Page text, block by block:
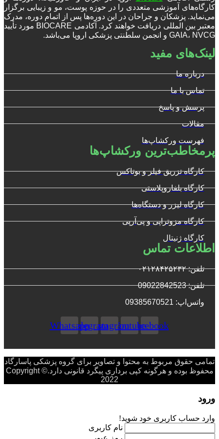
کارگاه‌های آموزشی متعددی را در حوزه پوست، مو و زیبایی برگزار
می‌نماید. پزشکان و جراحان در این دوره‌ها پس از اتمام دوره، مدرک
معتبر بین المللی دریافت خواهند کرد. آکادمی BIOCARE مورد تأیید
GAIA، NVCG و انجمن سلطنتی پزشکی اروپا می‌باشد.
لینک‌های مفید
درباره ما
تماس با ما
پرسش و پاسخ
مقالات
فهرست ورکشاپ‌ها
پرمخاطب‌ترین ورکشاپ‌ها
کارگاه تزریق فیلر و بوتاکس
کارگاه بلفاروپلاستی
کارگاه لیزر و دستگاه‌ها
کارگاه مزوتراپی و پی‌آرپی
کارگاه ژنیتال
اطلاعات تماس
تلفن: ۰۲۱۲۸۴۲۵۲۳۲
تلفن: 09022842523
واتس‌‌اپ: 09385670521
Facebook
Youtube
Instagram
Telegram
Whatsapp
تمامی حقوق مربوط به محتوا و تصاویر برای گروه پزشکی پاسارگاد
محفوظ بوده و هرگونه کپی برداری پیگرد قانونی دارد.Copyright ©
2022
ورود
وارد حساب کاربری خود شوید!
نام کاربری